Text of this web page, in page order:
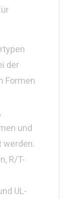
der
Formen
und
werden.
R/T-
UL-